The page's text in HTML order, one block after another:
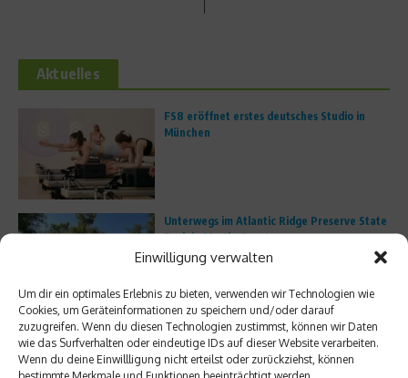
Einwilligung verwalten
Um dir ein optimales Erlebnis zu bieten, verwenden wir Technologien wie
Cookies, um Geräteinformationen zu speichern und/oder darauf
zuzugreifen. Wenn du diesen Technologien zustimmst, können wir Daten
wie das Surfverhalten oder eindeutige IDs auf dieser Website verarbeiten.
Wenn du deine Einwillligung nicht erteilst oder zurückziehst, können
bestimmte Merkmale und Funktionen beeinträchtigt werden.
Aktuelles
FS8 eröffnet erstes deutsches Studio in
München
Unterwegs im Atlantic Ridge Preserve State
Park in Martin County
Trailrunning boomt: Warum immer mehr
Läufer die Straße verlassen